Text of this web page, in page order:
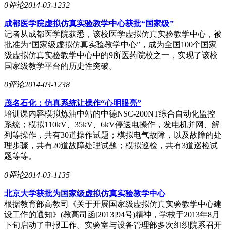
0评论2014-03-1232
成都医学院虚拟仿真实验教学中心获批“国家级”
记者从成都医学院获悉，该校医学虚拟仿真实验教学中心，被
批准为“国家级虚拟仿真实验教学中心”，成为全国100个国家
级虚拟仿真实验教学中心中的9所医药院校之一，实现了该校
国家级教学平台的历史性突破。
0评论2014-03-1238
茂名石化：仿真系统让操作“心明眼亮”
培训课内容模拟炼油中站的中德NSC-200NT综合自动化监控
系统；模拟110kV、35kV、6kV停送电操作，发电机并网、解
列等操作，共有30道操作试题；模拟电气故障，以及故障的处
理步骤，共有20道故障处理试题；模拟巡检，共有3道巡检试
题等等。
0评论2014-03-1135
北京大学获批为国家级虚拟仿真实验教学中心
根据教育部高教司《关于开展国家级虚拟仿真实验教学中心建
设工作的通知》(教高司函[2013]94号)精神，学校于2013年8月
下旬启动了申报工作。实验室与设备管理部多次组织院系召开